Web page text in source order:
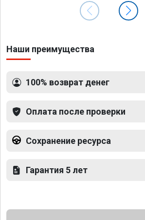
Наши преимущества
100% возврат денег
Оплата после проверки
Сохранение ресурса
Гарантия 5 лет